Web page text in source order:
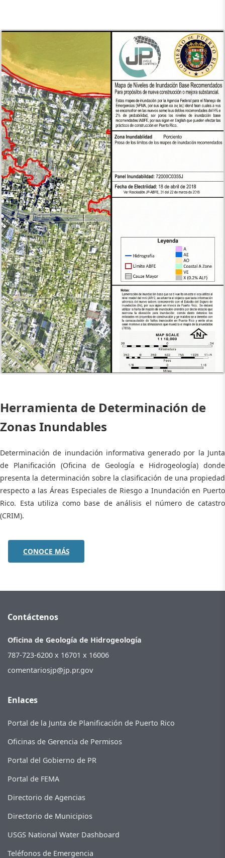
Herramienta de Determinación de
Zonas Inundables
Determinación de inundación informativa generado por la Junta
de Planificación (Oficina de Geología e Hidrogeología) donde
presenta la determinación sobre la clasificación de una propiedad
respecto a las Áreas Especiales de Riesgo a Inundación en Puerto
Rico. Esta utiliza como base de análisis el número de catastro
(CRIM).
CONOCE MÁS
Contáctenos
Oficina de Geología de Hidrogeología
787-723-6200 x 16701 x 16006
comentariosjp@jp.pr.gov
Enlaces
Portal de la Junta de Planificación de Puerto Rico
Oficinas de Gerencia de Permisos
Portal del Gobierno de PR
Portal de FEMA
Directorio de Agencias
Directorio de Municipios
USGS National Water Dashboard
Teléfonos de Emergencia